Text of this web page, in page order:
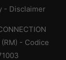
- Disclaimer
- Codice